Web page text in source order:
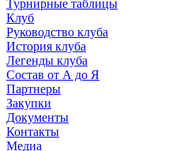
Турнирные таблицы
Клуб
Руководство клуба
История клуба
Легенды клуба
Состав от А до Я
Партнеры
Закупки
Документы
Контакты
Медиа